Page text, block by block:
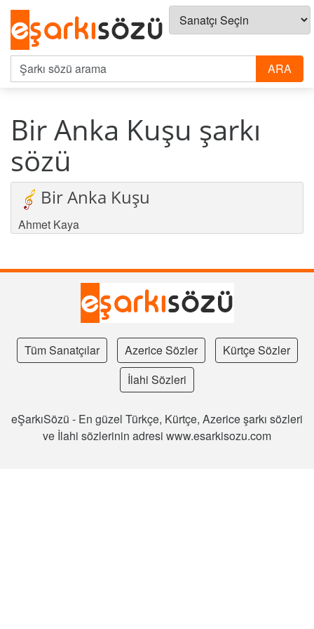
Bir Anka Kuşu şarkı
sözü
Bir Anka Kuşu
Ahmet Kaya
Tüm Sanatçılar Azerice Sözler
Kürtçe Sözler
İlahi Sözleri
eŞarkıSözü - En güzel Türkçe, Kürtçe, Azerice şarkı sözleri
ve İlahi sözlerinin adresi www.esarkisozu.com